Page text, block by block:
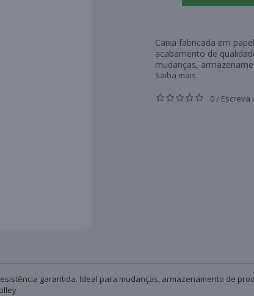
Caixa fabricada em
acabamento de
mudanças,
Saiba mais
0/ Escreva
garantida. Ideal para mudanças, armazenamento de